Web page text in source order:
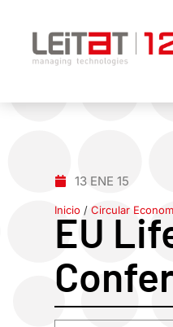
13 ENE 15
Inicio /Circular
EU